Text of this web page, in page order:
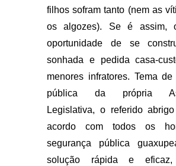
filhos sofram tanto (nem as
os algozes). Se é assim,
oportunidade de se
sonhada e pedida casa-
menores infratores. Tema
pública da própria
Legislativa, o referido
acordo com todos os
segurança pública
solução rápida e